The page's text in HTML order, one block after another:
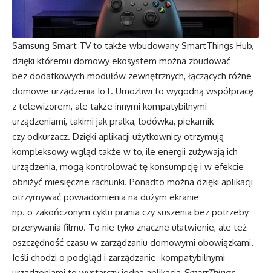
Samsung Smart TV to także wbudowany SmartThings Hub,
dzięki któremu domowy ekosystem można zbudować
bez dodatkowych modułów zewnętrznych, łączących różne
domowe urządzenia IoT. Umożliwi to wygodną współpracę
z telewizorem, ale także innymi kompatybilnymi
urządzeniami, takimi jak pralka, lodówka, piekarnik
czy odkurzacz. Dzięki aplikacji użytkownicy otrzymują
kompleksowy wgląd także w to, ile energii zużywają ich
urządzenia, mogą kontrolować tę konsumpcję i w efekcie
obniżyć miesięczne rachunki. Ponadto można dzięki aplikacji
otrzymywać powiadomienia na dużym ekranie
np. o zakończonym cyklu prania czy suszenia bez potrzeby
przerywania filmu. To nie tyko znaczne ułatwienie, ale też
oszczędność czasu w zarządzaniu domowymi obowiązkami.
Jeśli chodzi o podgląd i zarządzanie kompatybilnymi